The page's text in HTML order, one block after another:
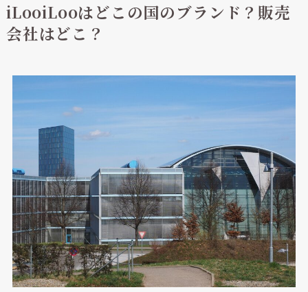
iLooiLooはどこの国のブランド？販売
会社はどこ？